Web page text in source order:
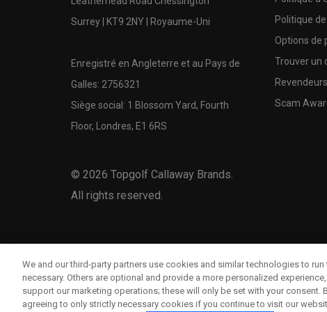
Surrey | KT9 2NY | Royaume-Uni
Enregistré en Angleterre et au Pays de
Galles: 2756321
Siège social: 1 Blossom Yard, Fourth
Floor, Londres, E1 6RS
© 2026 Topgolf Callaway Brands.
All rights reserved.
Politique
Options de
Trouver un
Scam
We and our third-party partners use cookies and similar technologies to
necessary. Others are optional and provide a more personalized
support our marketing operations; these will only be set with your consent.
agreeing to only strictly necessary cookies if you continue to visit our